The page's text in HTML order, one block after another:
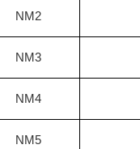
NM2
NM3
NM4
NM5